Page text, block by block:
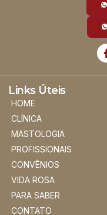
Links Úteis
HOME
CLÍNICA
MASTOLOGIA
PROFISSIONAIS
CONVÊNIOS
VIDA ROSA
PARA SABER
CONTATO